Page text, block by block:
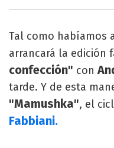
Tal como habíamos
arrancará la edición
confección" con
tarde. Y de esta
"Mamushka", el
Fabbiani.